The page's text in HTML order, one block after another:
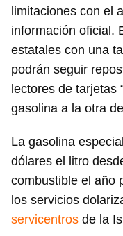
limitaciones con el
información oficial.
estatales con una
podrán seguir
lectores de tarjetas
gasolina a la otra
La gasolina
dólares el litro
combustible el año
los servicios
servicentros de la